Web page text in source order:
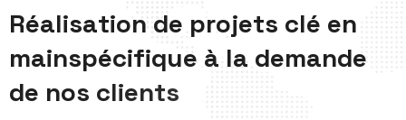
Réalisation de projets clé en
mainspécifique à la demande
de nos clients